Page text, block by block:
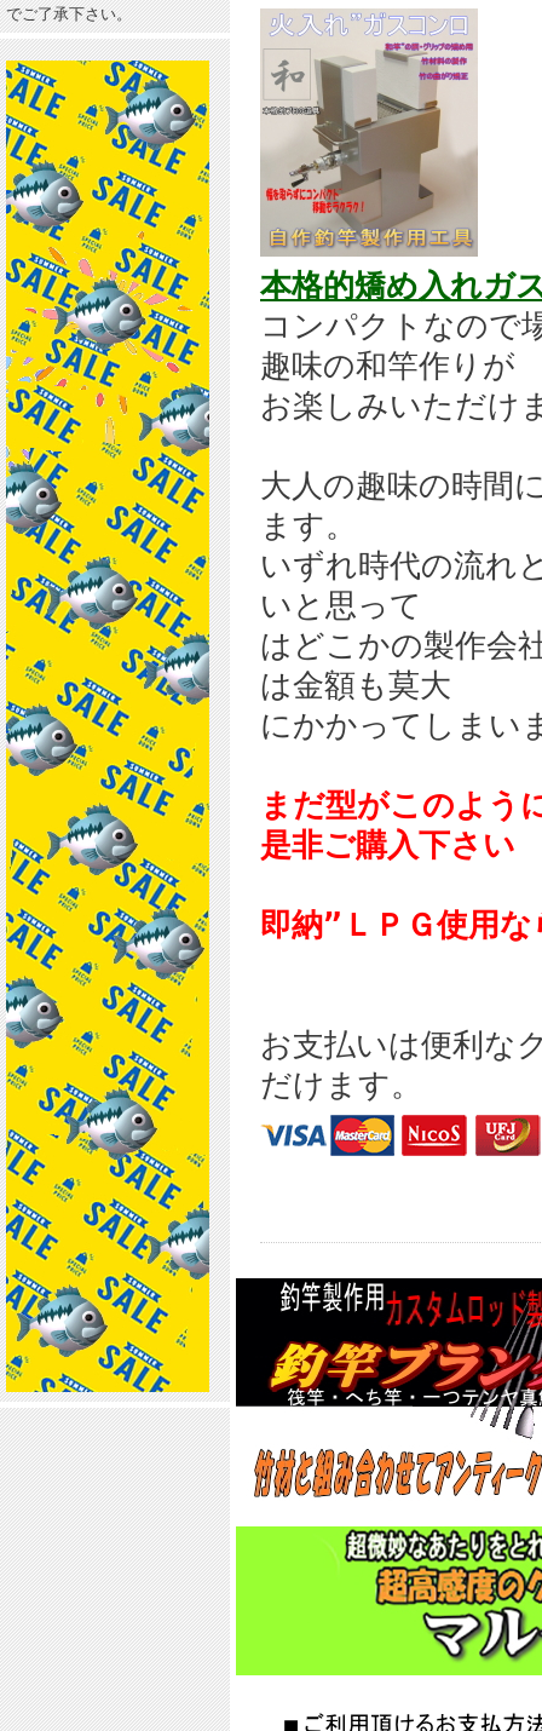
でご了承下さい。
本格的矯め入れガ
コンパクトなので
趣味の和竿作りが
お楽しみいただけ
大人の趣味の時間
ます。
いずれ時代の流れ
いと思って
はどこかの製作会
は金額も莫大
にかかってしまい
まだ型がこのよう
是非ご購入下さい
即納”ＬＰＧ使用
お支払いは便利な
だけます。